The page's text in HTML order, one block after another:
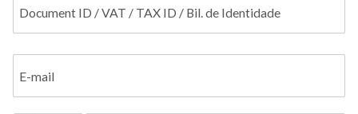
Document ID / VAT / TAX ID / Bil. de Identidade
E-mail